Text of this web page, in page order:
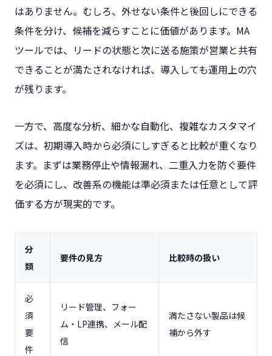
はありません。むしろ、外せない条件と後回しにできる
条件を分け、候補を減らすことに価値があります。MA
ツールでは、リードの状態と次に送る施策が営業と共有
できることが満たされなければ、導入しても運用上の穴
が残ります。
一方で、高度な分析、細かな自動化、複雑なカスタマイ
ズは、初期導入時から必須にしすぎると比較が重くなり
ます。まずは業務停止や情報漏れ、二重入力を防ぐ要件
を必須にし、改善系の機能は準必須または任意として評
価する方が現実的です。
分
類
要件の見方 比較時の扱い
必
須
要
件
リード管理、フォー
ム・LP連携、メール配
信
満たさない製品は候
補から外す